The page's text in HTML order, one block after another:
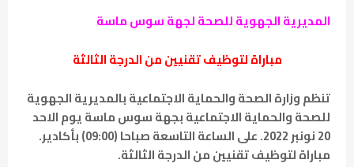
المديرية الجهوية للصحة لجهة سوس ماسة
مباراة لتوظيف تقنيين من الدرجة الثالثة
تنظم وزارة الصحة والحماية الاجتماعية بالمديرية الجهوية
للصحة والحماية الاجتماعية بجهة سوس ماسة يوم الاحد
20 نونبر 2022. على الساعة التاسعة صباحا (09:00) بأكادير.
مباراة لتوظيف تقنيين من الدرجة الثالثة.